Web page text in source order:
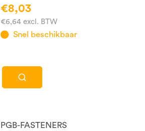
€8,03
€6,64 excl. BTW
Snel beschikbaar
PGB-FASTENERS